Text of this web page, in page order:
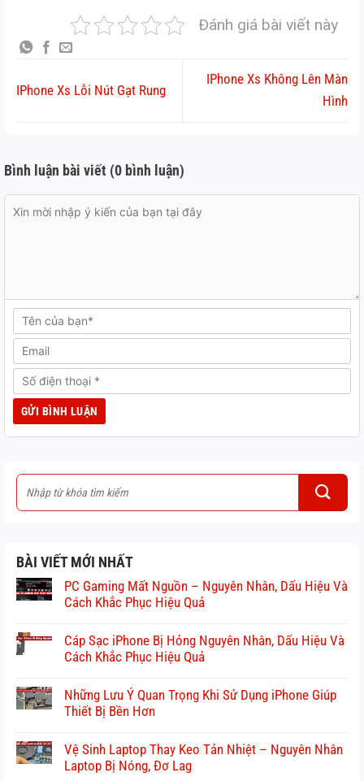
Đánh giá bài viết này
IPhone Xs Lỗi Nút Gạt Rung
IPhone Xs Không Lên Màn
Hình
Bình luận bài viết (0 bình luận)
BÀI VIẾT MỚI NHẤT
PC Gaming Mất Nguồn – Nguyên Nhân, Dấu Hiệu Và
Cách Khắc Phục Hiệu Quả
Cáp Sạc iPhone Bị Hỏng Nguyên Nhân, Dấu Hiệu Và
Cách Khắc Phục Hiệu Quả
Những Lưu Ý Quan Trọng Khi Sử Dụng iPhone Giúp
Thiết Bị Bền Hơn
Vệ Sinh Laptop Thay Keo Tản Nhiệt – Nguyên Nhân
Laptop Bị Nóng, Đơ Lag